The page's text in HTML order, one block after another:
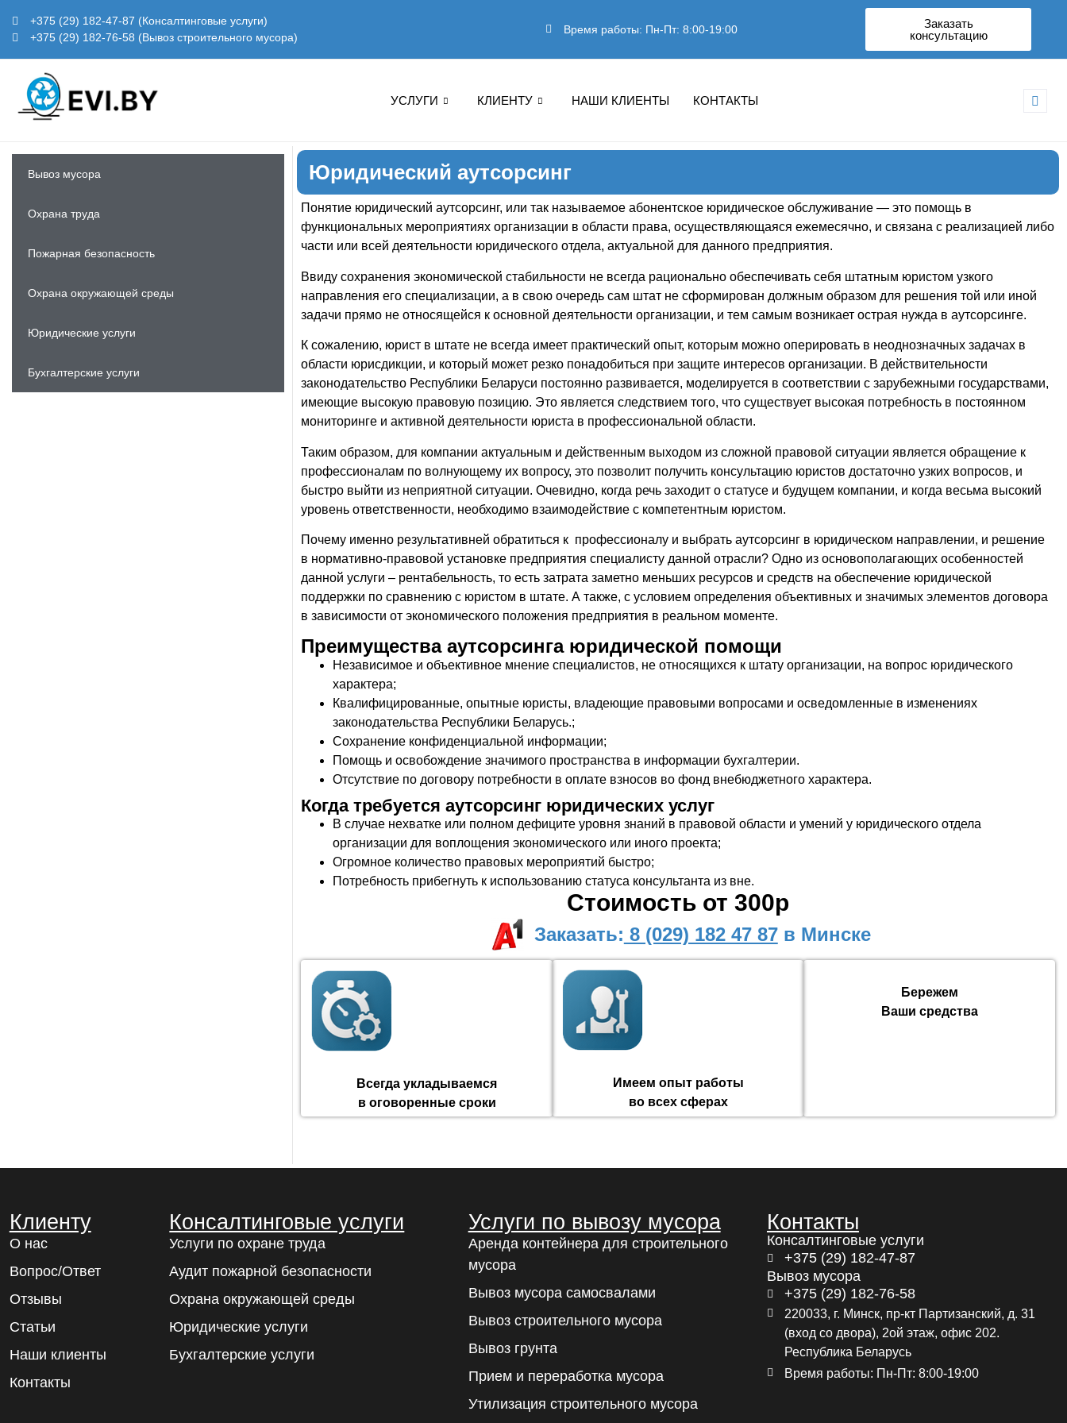
+375 (29) 182-47-87 (Консалтинговые услуги)
+375 (29) 182-76-58 (Вывоз строительного мусора)
Время работы: Пн-Пт: 8:00-19:00
Заказать
консультацию
УСЛУГИ КЛИЕНТУ НАШИ КЛИЕНТЫ КОНТАКТЫ
Вывоз мусора
Охрана труда
Пожарная безопасность
Охрана окружающей среды
Юридические услуги
Бухгалтерские услуги
Юридический аутсорсинг
Понятие юридический аутсорсинг, или так называемое абонентское юридическое обслуживание — это помощь в
функциональных мероприятиях организации в области права, осуществляющаяся ежемесячно, и связана с реализацией либо
части или всей деятельности юридического отдела, актуальной для данного предприятия.
Ввиду сохранения экономической стабильности не всегда рационально обеспечивать себя штатным юристом узкого
направления его специализации, а в свою очередь сам штат не сформирован должным образом для решения той или иной
задачи прямо не относящейся к основной деятельности организации, и тем самым возникает острая нужда в аутсорсинге.
К сожалению, юрист в штате не всегда имеет практический опыт, которым можно оперировать в неоднозначных задачах в
области юрисдикции, и который может резко понадобиться при защите интересов организации. В действительности
законодательство Республики Беларуси постоянно развивается, моделируется в соответствии с зарубежными государствами,
имеющие высокую правовую позицию. Это является следствием того, что существует высокая потребность в постоянном
мониторинге и активной деятельности юриста в профессиональной области.
Таким образом, для компании актуальным и действенным выходом из сложной правовой ситуации является обращение к
профессионалам по волнующему их вопросу, это позволит получить консультацию юристов достаточно узких вопросов, и
быстро выйти из неприятной ситуации. Очевидно, когда речь заходит о статусе и будущем компании, и когда весьма высокий
уровень ответственности, необходимо взаимодействие с компетентным юристом.
Почему именно результативней обратиться к профессионалу и выбрать аутсорсинг в юридическом направлении, и решение
в нормативно-правовой установке предприятия специалисту данной отрасли? Одно из основополагающих особенностей
данной услуги – рентабельность, то есть затрата заметно меньших ресурсов и средств на обеспечение юридической
поддержки по сравнению с юристом в штате. А также, с условием определения объективных и значимых элементов договора
в зависимости от экономического положения предприятия в реальном моменте.
Преимущества аутсорсинга юридической помощи
Независимое и объективное мнение специалистов, не относящихся к штату организации, на вопрос юридического
характера;
Квалифицированные, опытные юристы, владеющие правовыми вопросами и осведомленные в изменениях
законодательства Республики Беларусь.;
Сохранение конфиденциальной информации;
Помощь и освобождение значимого пространства в информации бухгалтерии.
Отсутствие по договору потребности в оплате взносов во фонд внебюджетного характера.
Когда требуется аутсорсинг юридических услуг
В случае нехватке или полном дефиците уровня знаний в правовой области и умений у юридического отдела
организации для воплощения экономического или иного проекта;
Огромное количество правовых мероприятий быстро;
Потребность прибегнуть к использованию статуса консультанта из вне.
Стоимость от 300р
Заказать: 8 (029) 182 47 87в Минске
Всегда укладываемся
в оговоренные сроки
Имеем опыт работы
во всех сферах
Бережем
Ваши средства
Клиенту
О нас
Вопрос/Ответ
Отзывы
Статьи
Наши клиенты
Контакты
Консалтинговые услуги
Услуги по охране труда
Аудит пожарной безопасности
Охрана окружающей среды
Юридические услуги
Бухгалтерские услуги
Услуги по вывозу мусора
Аренда контейнера для строительного
мусора
Вывоз мусора самосвалами
Вывоз строительного мусора
Вывоз грунта
Прием и переработка мусора
Утилизация строительного мусора
Контакты
Консалтинговые услуги
+375 (29) 182-47-87
Вывоз мусора
+375 (29) 182-76-58
220033, г. Минск, пр-кт Партизанский, д. 31
(вход со двора), 2ой этаж, офис 202.
Республика Беларусь
Время работы: Пн-Пт: 8:00-19:00